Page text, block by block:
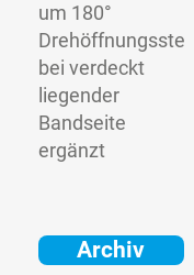
um 180°
bei verdeckt
liegender
Bandseite
ergänzt
Archiv